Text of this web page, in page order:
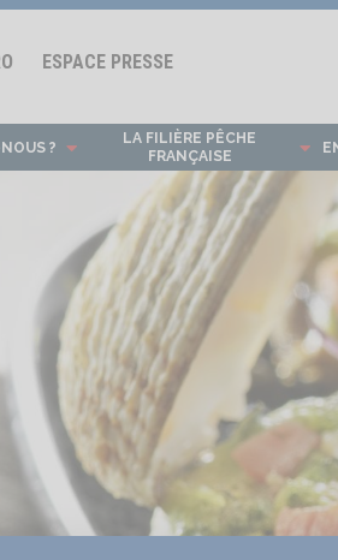
ESPACE PRESSE
?
LA FILIÈRE PÊCHE
FRANÇAISE